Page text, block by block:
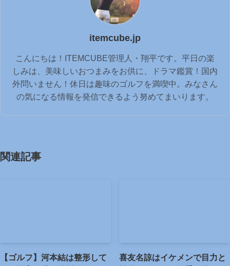
itemcube.jp
こんにちは！ITEMCUBE管理人・翔平です。平日の楽
しみは、美味しいおつまみをお供に、ドラマ鑑賞！国内
外問いません！休日は趣味のゴルフを満喫中。みなさん
の気になる情報を発信できるよう努めてまいります。
関連記事
【ゴルフ】河本結は整形して
喜友名諒はイケメンで目力と